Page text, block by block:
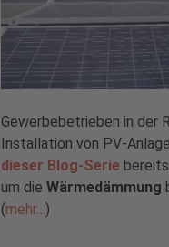
Gewerbebetrieben in der
Installation von PV-
dieser Blog-Serie
um die Wärmedämmung
(mehr… )